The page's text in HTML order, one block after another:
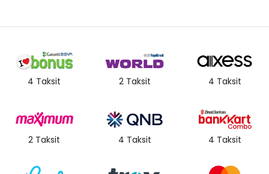
4 Taksit 2 Taksit 4 Taksit
2 Taksit 4 Taksit 4 Taksit